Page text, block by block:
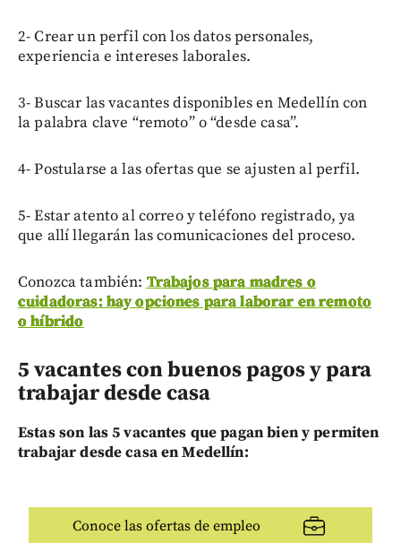
2- Crear un perfil con los datos personales,
experiencia e intereses laborales.
3- Buscar las vacantes disponibles en Medellín con
la palabra clave “remoto” o “desde casa”.
4- Postularse a las ofertas que se ajusten al perfil.
5- Estar atento al correo y teléfono registrado, ya
que allí llegarán las comunicaciones del proceso.
Conozca también: Trabajos para madres o
cuidadoras: hay opciones para laborar en remoto
o híbrido
5 vacantes con buenos pagos y para
trabajar desde casa
Estas son las 5 vacantes que pagan bien y permiten
trabajar desde casa en Medellín:
Conoce las ofertas de empleo